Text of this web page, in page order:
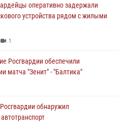
оперативно задержали
устройства рядом с жилыми
1
Росгвардии обеспечили
матча "Зенит" - "Балтика"
обнаружил